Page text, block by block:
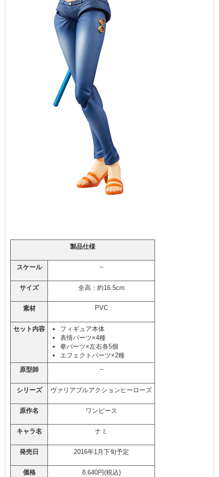
製品仕様
スケール –
サイズ 全高：約16.5cm
素材 PVC
セット内容
フィギュア本体
表情パーツ×4種
拳パーツ×左右各5個
エフェクトパーツ×2種
原型師
–
シリーズ ヴァリアブルアクションヒーローズ
原作名 ワンピース
キャラ名 ナミ
発売日 2016年1月下旬予定
価格 8,640円(税込)